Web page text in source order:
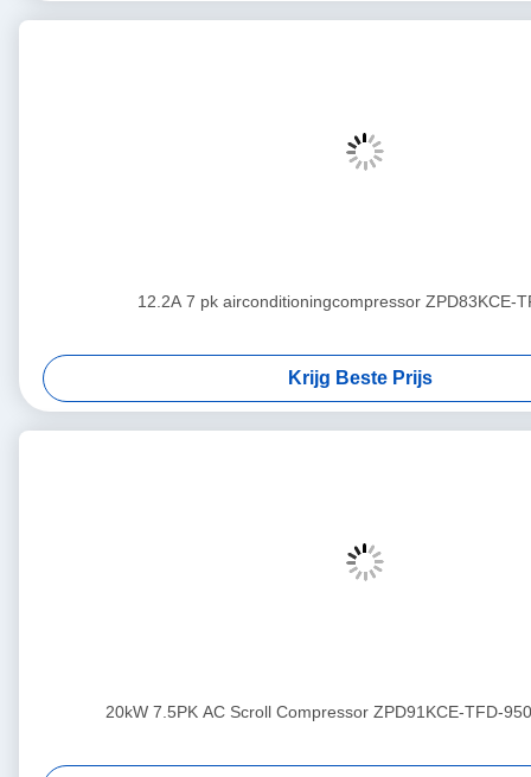
12.2A 7 pk airconditioningcompressor ZPD83KCE-
Krijg Beste Prijs
20kW 7.5PK AC Scroll Compressor ZPD91KCE-TFD-